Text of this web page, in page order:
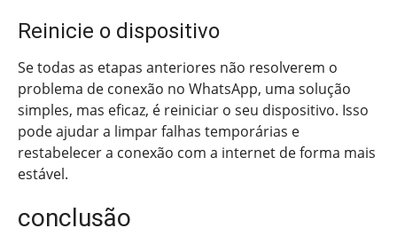
Reinicie o dispositivo
Se todas as etapas anteriores não resolverem o
problema de conexão no WhatsApp, uma solução
simples, mas eficaz, é reiniciar o seu dispositivo. Isso
pode ajudar a limpar falhas temporárias e
restabelecer a conexão com a internet de forma mais
estável.
conclusão